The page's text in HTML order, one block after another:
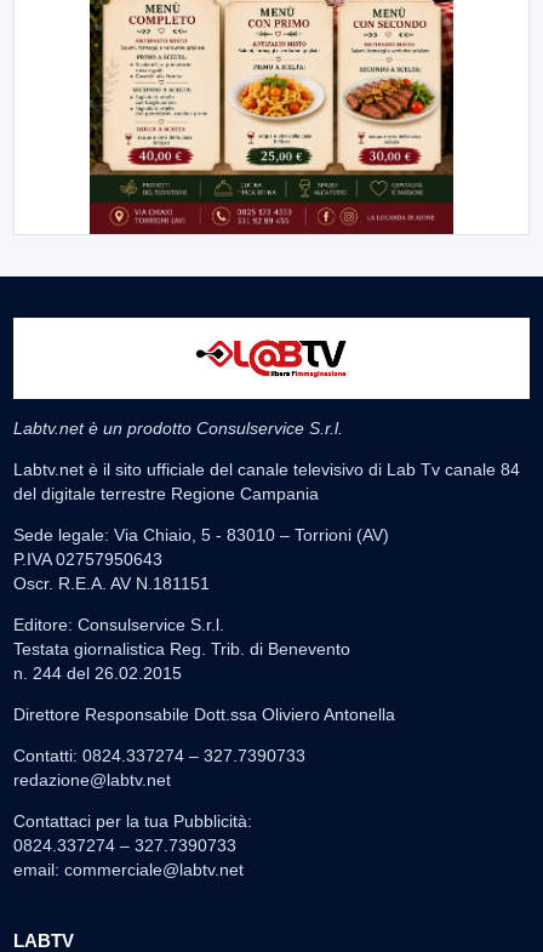
Labtv.net è un prodotto Consulservice S.r.l.
Labtv.net è il sito ufficiale del canale televisivo di Lab Tv canale 84
del digitale terrestre Regione Campania
Sede legale: Via Chiaio, 5 - 83010 – Torrioni (AV)
P.IVA 02757950643
Oscr. R.E.A. AV N.181151
Editore: Consulservice S.r.l.
Testata giornalistica Reg. Trib. di Benevento
n. 244 del 26.02.2015
Direttore Responsabile Dott.ssa Oliviero Antonella
Contatti: 0824.337274 – 327.7390733
redazione@labtv.net
Contattaci per la tua Pubblicità:
0824.337274 – 327.7390733
email: commerciale@labtv.net
LABTV